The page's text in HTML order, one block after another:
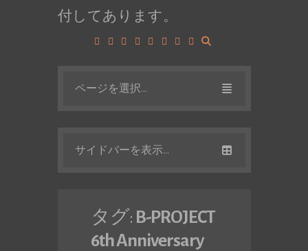
付してあります。
ページを選択...
サイドバーを表示...
タグ: B-PROJECT
6th Anniversary